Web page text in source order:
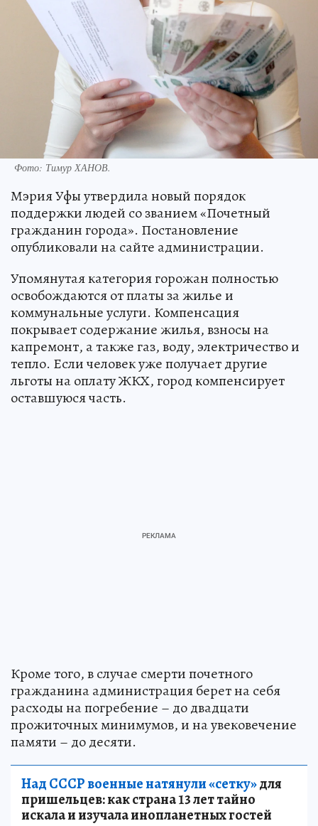
Фото: Тимур ХАНОВ.
Мэрия Уфы утвердила новый порядок
поддержки людей со званием «Почетный
гражданин города». Постановление
опубликовали на сайте администрации.
Упомянутая категория горожан полностью
освобождаются от платы за жилье и
коммунальные услуги. Компенсация
покрывает содержание жилья, взносы на
капремонт, а также газ, воду, электричество и
тепло. Если человек уже получает другие
льготы на оплату ЖКХ, город компенсирует
оставшуюся часть.
Кроме того, в случае смерти почетного
гражданина администрация берет на себя
расходы на погребение – до двадцати
прожиточных минимумов, и на увековечение
памяти – до десяти.
Над СССР военные натянули «сетку»для
пришельцев: как страна 13 лет тайно
искала и изучала инопланетных гостей